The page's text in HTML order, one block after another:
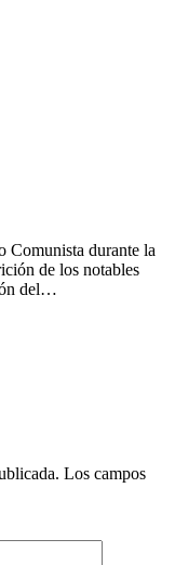
Comunista durante la
de los notables
del…
Los campos